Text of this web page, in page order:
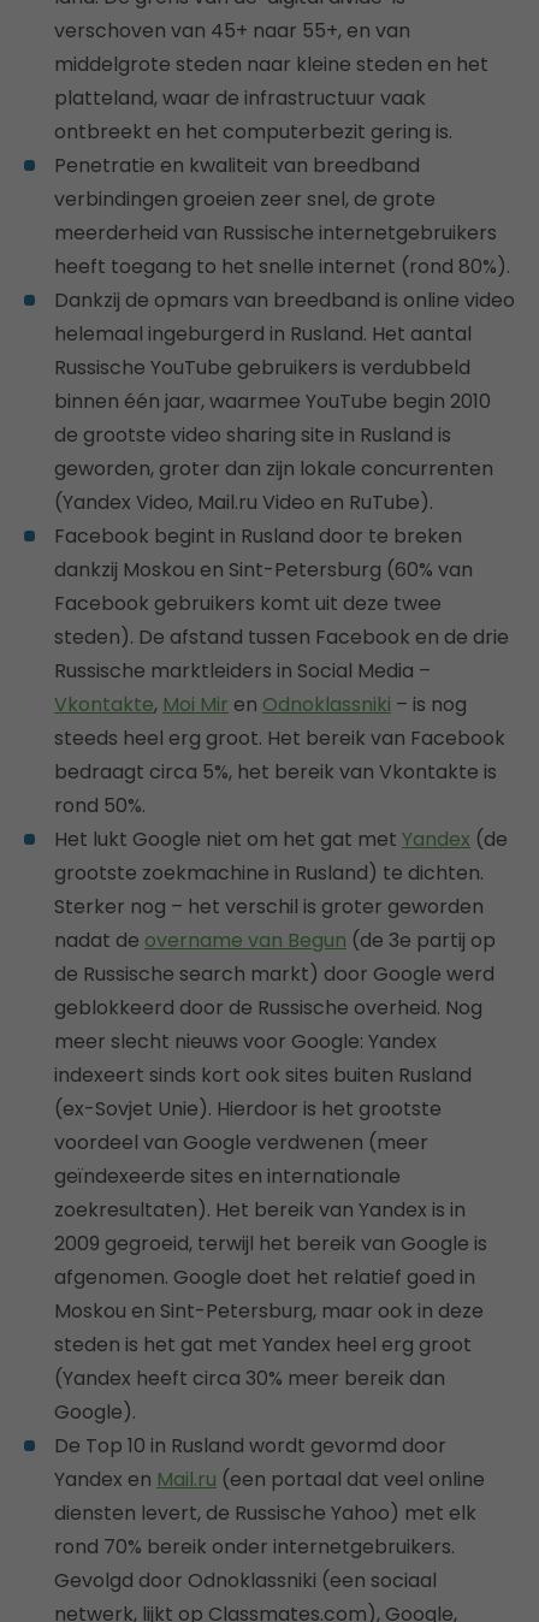
verschoven van 45+ naar 55+, en van
middelgrote steden naar kleine steden en het
platteland, waar de infrastructuur vaak
ontbreekt en het computerbezit gering is.
Penetratie en kwaliteit van breedband
verbindingen groeien zeer snel, de grote
meerderheid van Russische internetgebruikers
heeft toegang to het snelle internet (rond 80%).
Dankzij de opmars van breedband is online video
helemaal ingeburgerd in Rusland. Het aantal
Russische YouTube gebruikers is verdubbeld
binnen één jaar, waarmee YouTube begin 2010
de grootste video sharing site in Rusland is
geworden, groter dan zijn lokale concurrenten
(Yandex Video, Mail.ru Video en RuTube).
Facebook begint in Rusland door te breken
dankzij Moskou en Sint-Petersburg (60% van
Facebook gebruikers komt uit deze twee
steden). De afstand tussen Facebook en de drie
Russische marktleiders in Social Media –
Vkontakte, Moi Mir en Odnoklassniki – is nog
steeds heel erg groot. Het bereik van Facebook
bedraagt circa 5%, het bereik van Vkontakte is
rond 50%.
Het lukt Google niet om het gat met Yandex (de
grootste zoekmachine in Rusland) te dichten.
Sterker nog – het verschil is groter geworden
nadat de overname van Begun (de 3e partij op
de Russische search markt) door Google werd
geblokkeerd door de Russische overheid. Nog
meer slecht nieuws voor Google: Yandex
indexeert sinds kort ook sites buiten Rusland
(ex-Sovjet Unie). Hierdoor is het grootste
voordeel van Google verdwenen (meer
geïndexeerde sites en internationale
zoekresultaten). Het bereik van Yandex is in
2009 gegroeid, terwijl het bereik van Google is
afgenomen. Google doet het relatief goed in
Moskou en Sint-Petersburg, maar ook in deze
steden is het gat met Yandex heel erg groot
(Yandex heeft circa 30% meer bereik dan
Google).
De Top 10 in Rusland wordt gevormd door
Yandex en Mail.ru (een portaal dat veel online
diensten levert, de Russische Yahoo) met elk
rond 70% bereik onder internetgebruikers.
Gevolgd door Odnoklassniki (een sociaal
netwerk, lijkt op Classmates.com), Google,